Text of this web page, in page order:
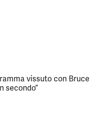
vissuto con Bruce
secondo”